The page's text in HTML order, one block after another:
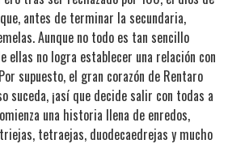
antes de terminar la secundaria,
Aunque no todo es tan sencillo
ellas no logra establecer una relación con
supuesto, el gran corazón de Rentaro
suceda, ¡así que decide salir con todas a
una historia llena de enredos,
tetraejas, duodecaedrejas y mucho